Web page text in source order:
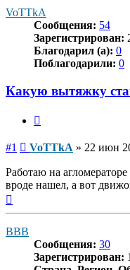
VoTTkA
Сообщения: 54
Зарегистрирован:
Благодарил (а): 0
Поблагодарили: 0
Какую вытяжку
#1 Сообщение
VoTTkA » 22 июн
Работаю на
вроде нашел, а вот
ВВВ
Сообщения: 30
Зарегистрирован: